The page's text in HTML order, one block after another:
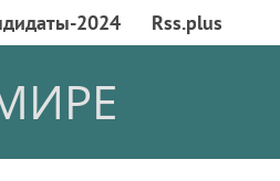
2024 Rss.plus